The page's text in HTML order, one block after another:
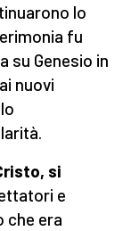
lo
fu
su Genesio in
nuovi
si
e
che era